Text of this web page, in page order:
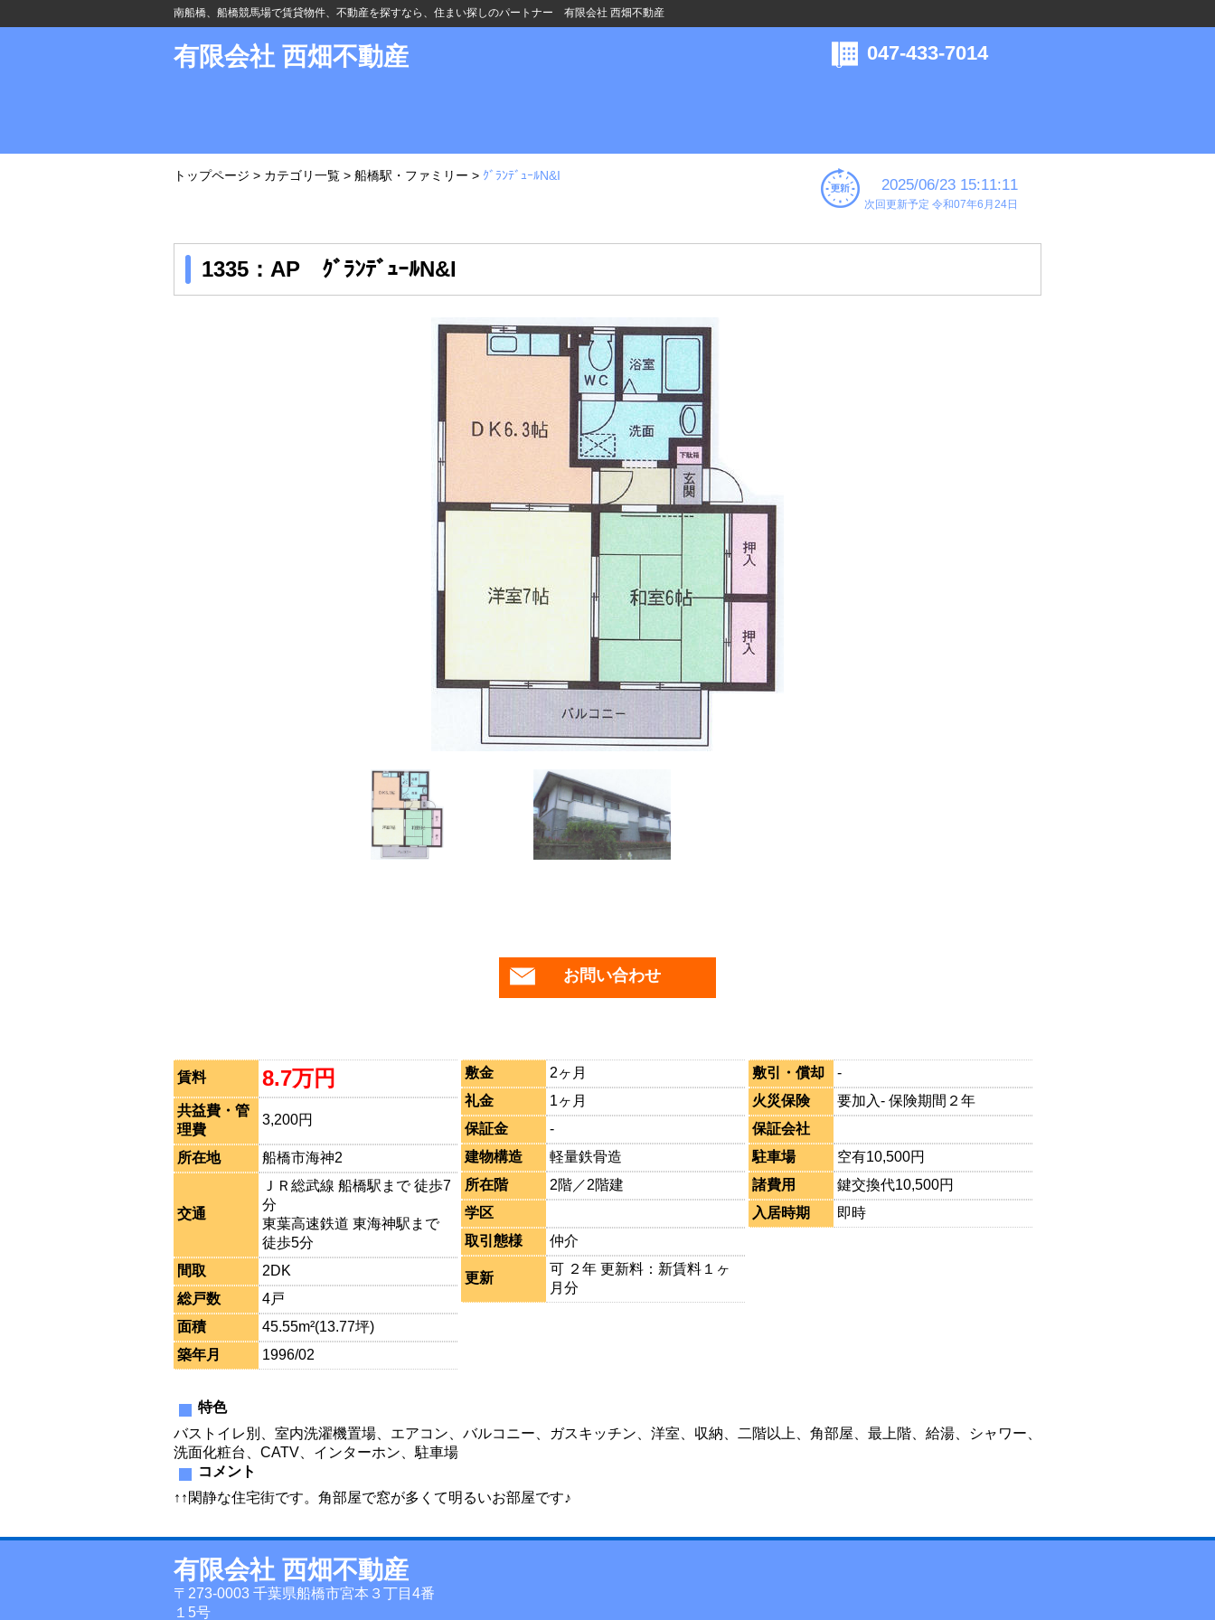
南船橋、船橋競馬場で賃貸物件、不動産を探すなら、住まい探しのパートナー 有限会社 西畑不動産
有限会社 西畑不動産 047-433-7014
トップページ > カテゴリ一覧 > 船橋駅・ファミリー > ｸﾞﾗﾝﾃﾞｭｰﾙN&I
2025/06/23 15:11:11
次回更新予定 令和07年6月24日
1335：AP ｸﾞﾗﾝﾃﾞｭｰﾙN&I
お問い合わせ
賃料 8.7万円
共益費・管
理費
3,200円
所在地 船橋市海神2
交通
ＪＲ総武線 船橋駅まで 徒歩7
分
東葉高速鉄道 東海神駅まで
徒歩5分
間取
2DK
総戸数
4戸
面積
45.55m²(13.77坪)
築年月
1996/02
敷金
2ヶ月
礼金
1ヶ月
保証金
-
建物構造
軽量鉄骨造
所在階
2階／2階建
学区
取引態様
仲介
更新
可 ２年 更新料：新賃料１ヶ
月分
敷引・償却
-
火災保険
要加入- 保険期間２年
保証会社
駐車場
空有10,500円
諸費用
鍵交換代10,500円
入居時期
即時
特色
バストイレ別、室内洗濯機置場、エアコン、バルコニー、ガスキッチン、洋室、収納、二階以上、角部屋、最上階、給湯、シャワー、
洗面化粧台、CATV、インターホン、駐車場
コメント
↑↑閑静な住宅街です。角部屋で窓が多くて明るいお部屋です♪
有限会社 西畑不動産
〒273-0003 千葉県船橋市宮本３丁目4番
１5号